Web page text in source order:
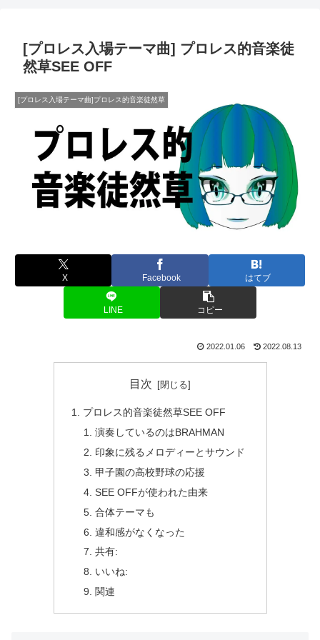
[プロレス入場テーマ曲] プロレス的音楽徒
然草SEE OFF
[プロレス入場テーマ曲]プロレス的音楽徒然草
X Facebook はてブ
LINE コピー
2022.01.06 2022.08.13
目次
プロレス的音楽徒然草SEE OFF
演奏しているのはBRAHMAN
印象に残るメロディーとサウンド
甲子園の高校野球の応援
SEE OFFが使われた由来
合体テーマも
違和感がなくなった
共有:
いいね:
関連